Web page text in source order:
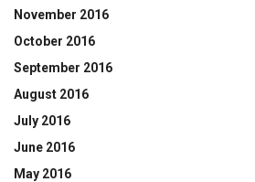
November 2016
October 2016
September 2016
August 2016
July 2016
June 2016
May 2016